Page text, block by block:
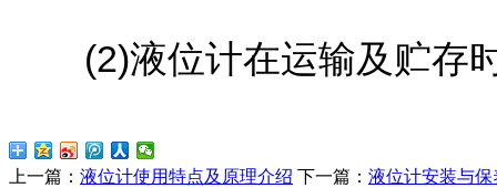
(2)液位计在运输及贮存时
上一篇： 液位计使用特点及原理介绍 下一篇： 液位计安装与保